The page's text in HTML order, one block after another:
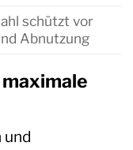
schützt vor
Abnutzung
und